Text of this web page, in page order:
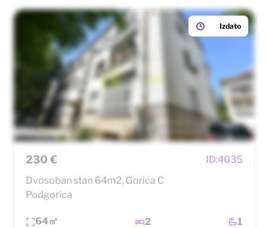
Izdato
230 € ID:4035
Dvosoban stan 64m2, Gorica C
Podgorica
64㎡ 2 1